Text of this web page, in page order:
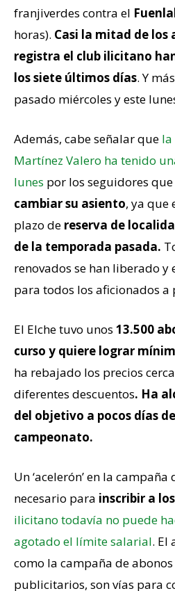
franjiverdes contra el
horas). Casi la mitad de los
registra el club ilicitano
los siete últimos días. Y
pasado miércoles y este
Además, cabe señalar que la
Martínez Valero ha tenido
lunes por los seguidores
cambiar su asiento, ya que
plazo de reserva de
de la temporada pasada.
renovados se han liberado y
para todos los aficionados a
El Elche tuvo unos 13.500
curso y quiere lograr
ha rebajado los precios
diferentes descuentos. Ha
del objetivo a pocos días
campeonato.
Un ‘acelerón’ en la
necesario para inscribir a
ilicitano todavía no puede
agotado el límite salarial. El
como la campaña de
publicitarios, son vías para